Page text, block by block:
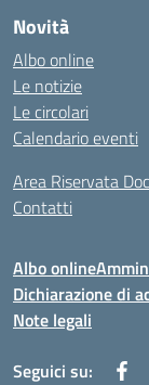
Novità
Albo online
Le notizie
Le circolari
Calendario eventi
Area Riservata
Contatti
Albo online
Dichiarazione di
Note legali
Seguici su: